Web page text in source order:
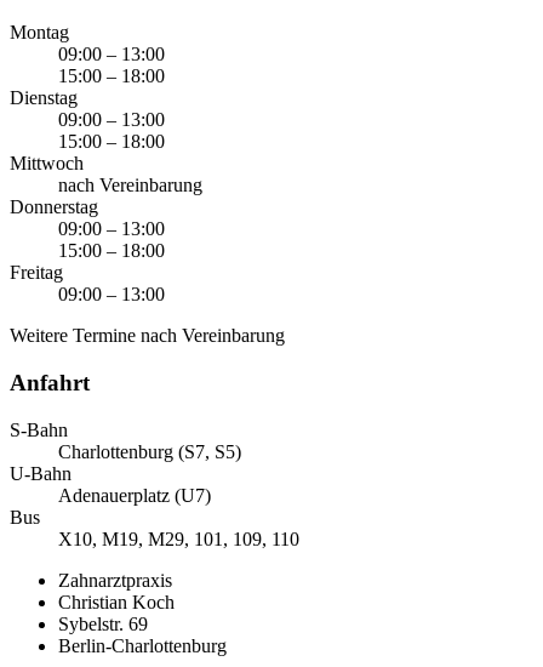
Montag
09:00 – 13:00
15:00 – 18:00
Dienstag
09:00 – 13:00
15:00 – 18:00
Mittwoch
nach Vereinbarung
Donnerstag
09:00 – 13:00
15:00 – 18:00
Freitag
09:00 – 13:00
Weitere Termine nach Vereinbarung
Anfahrt
S-Bahn
Charlottenburg (S7, S5)
U-Bahn
Adenauerplatz (U7)
Bus
X10, M19, M29, 101, 109, 110
Zahnarztpraxis
Christian Koch
Sybelstr. 69
Berlin-Charlottenburg